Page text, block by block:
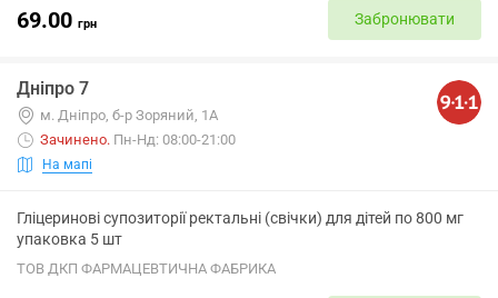
69.00 грн Забронювати
Дніпро 7
м. Дніпро, б-р Зоряний, 1А
Зачинено. Пн-Нд: 08:00-21:00
На мапі
Гліцеринові супозиторії ректальні (свічки) для дітей по 800 мг
упаковка 5 шт
ТОВ ДКП ФАРМАЦЕВТИЧНА ФАБРИКА